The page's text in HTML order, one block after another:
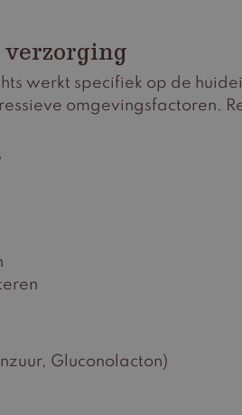
verzorging
werkt specifiek op de
omgevingsfactoren.
Gluconolacton)